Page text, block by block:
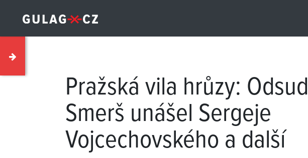
Pražská vila hrůzy: Odsud
Smerš unášel Sergeje
Vojcechovského a další